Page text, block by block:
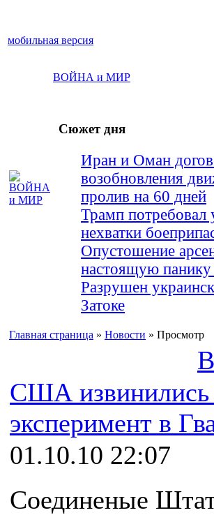
мобильная версия
ВОЙНА и МИР
Сюжет дня
Иран и Оман
возобновления
пролив на 60 дней
Трамп потребовал
нехватки
Опустошение
настоящую
Разрушен
Затоке
Главная страница » Новости » Просмотр
США извинились
эксперимент в
01.10.10 22:07
Соединеные